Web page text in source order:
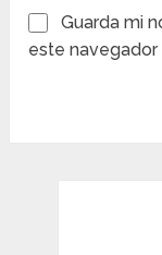
Guarda mi
este